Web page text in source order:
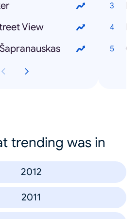
View
trending was in
2012
2011